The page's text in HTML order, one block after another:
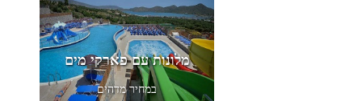
מלונות עם פארקי מים
במחיר מדהים